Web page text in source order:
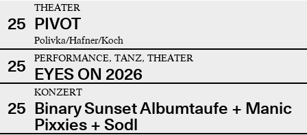
25
THEATER
PIVOT
Polivka/Hafner/Koch
25 PERFORMANCE, TANZ, THEATER
EYES ON 2026
25
KONZERT
Binary Sunset Albumtaufe + Manic
Pixxies + Sodl